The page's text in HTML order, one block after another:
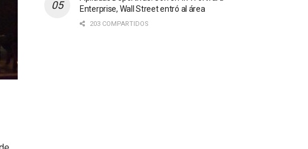
Enterprise, Wall Street entró al área
203 COMPARTIDOS